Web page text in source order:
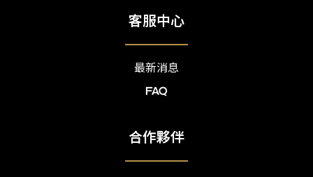
客服中心
最新消息
FAQ
合作夥伴